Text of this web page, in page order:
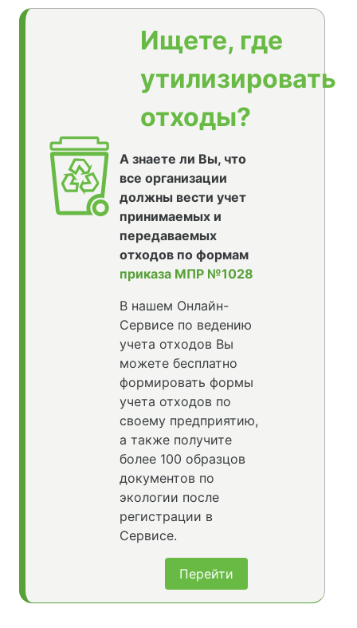
Ищете, где
утилизировать
отходы?
А знаете ли Вы, что
все организации
должны вести учет
принимаемых и
передаваемых
отходов по формам
приказа МПР №1028
В нашем Онлайн-
Сервисе по ведению
учета отходов Вы
можете бесплатно
формировать формы
учета отходов по
своему предприятию,
а также получите
более 100 образцов
документов по
экологии после
регистрации в
Сервисе.
Перейти